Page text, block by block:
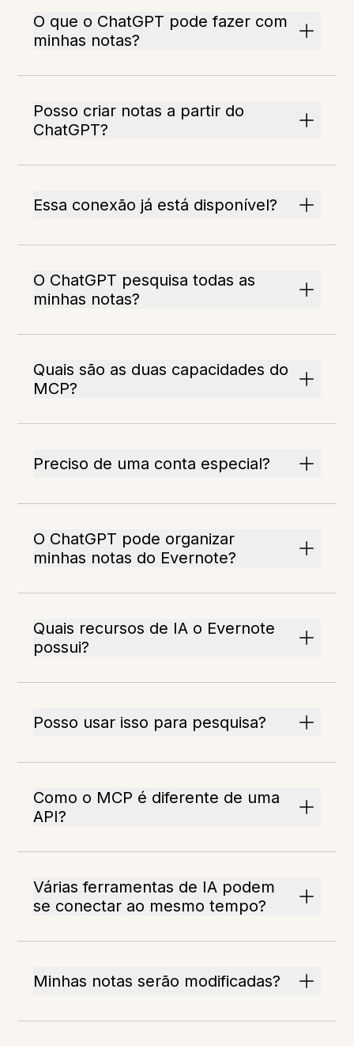
O que o ChatGPT pode fazer com
minhas notas?
Posso criar notas a partir do
ChatGPT?
Essa conexão já está disponível?
O ChatGPT pesquisa todas as
minhas notas?
Quais são as duas capacidades do
MCP?
Preciso de uma conta especial?
O ChatGPT pode organizar
minhas notas do Evernote?
Quais recursos de IA o Evernote
possui?
Posso usar isso para pesquisa?
Como o MCP é diferente de uma
API?
Várias ferramentas de IA podem
se conectar ao mesmo tempo?
Minhas notas serão modificadas?